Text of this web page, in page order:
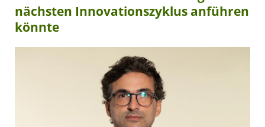
nächsten Innovationszyklus anführen
könnte